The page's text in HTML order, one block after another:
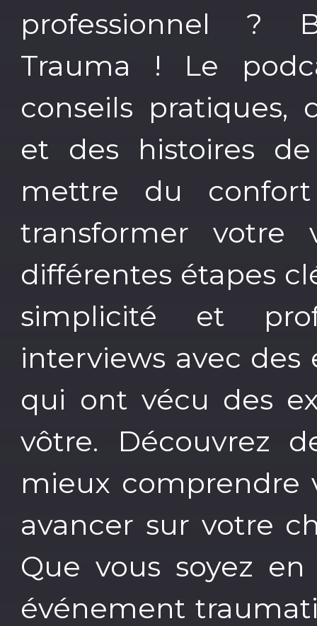
professionnel ?
Trauma ! Le
conseils pratiques,
et des histoires
mettre du
transformer votre
différentes étapes
simplicité et
interviews avec des
qui ont vécu des
vôtre. Découvrez
mieux comprendre
avancer sur votre
Que vous soyez
événement